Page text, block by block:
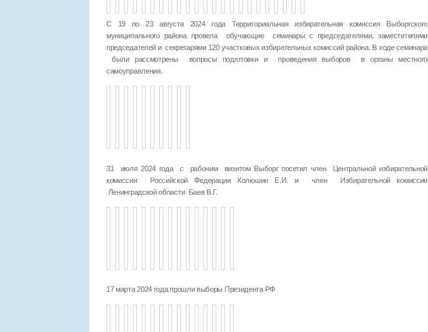
С 19 по 23 августа 2024 года Территориальная избирательная комиссия Выборгского
муниципального района провела обучающие семинары с председателями, заместителями
председателей и секретарями 120 участковых избирательных комиссий района. В ходе семинара
были рассмотрены вопросы подготовки и проведения выборов в органы местного
самоуправления.
31 июля 2024 года с рабочим визитом Выборг посетил член Центральной избирательной
комиссии Российской Федерации Колюшин Е.И. и член Избирательной комиссии
Ленинградской области Баев В.Г.
17 марта 2024 года.прошли выборы Президента РФ